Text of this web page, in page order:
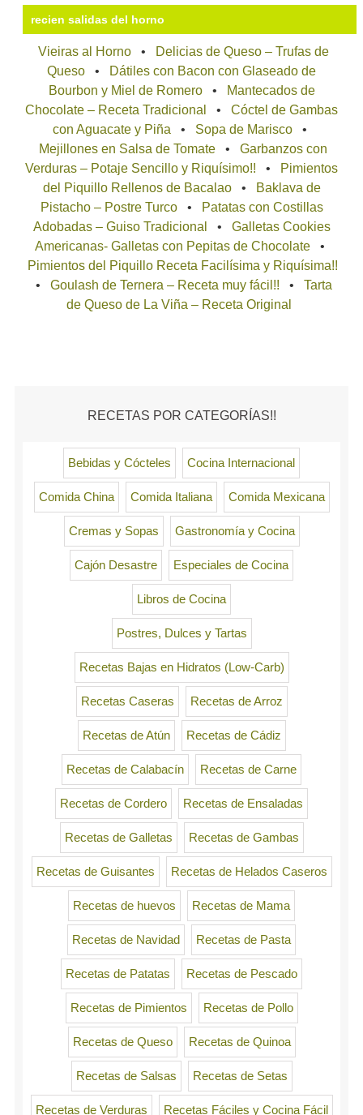
recien salidas del horno
Vieiras al Horno
Delicias de Queso – Trufas de
Queso
Dátiles con Bacon con Glaseado de
Bourbon y Miel de Romero
Mantecados de
Chocolate – Receta Tradicional
Cóctel de Gambas
con Aguacate y Piña
Sopa de Marisco
Mejillones en Salsa de Tomate
Garbanzos con
Verduras – Potaje Sencillo y Riquísimo!!
Pimientos
del Piquillo Rellenos de Bacalao
Baklava de
Pistacho – Postre Turco
Patatas con Costillas
Adobadas – Guiso Tradicional
Galletas Cookies
Americanas- Galletas con Pepitas de Chocolate
Pimientos del Piquillo Receta Facilísima y Riquísima!!
Goulash de Ternera – Receta muy fácil!!
Tarta
de Queso de La Viña – Receta Original
RECETAS POR CATEGORÍAS!!
Bebidas y Cócteles Cocina Internacional
Comida China Comida Italiana Comida Mexicana
Cremas y Sopas Gastronomía y Cocina
Cajón Desastre Especiales de Cocina
Libros de Cocina
Postres, Dulces y Tartas
Recetas Bajas en Hidratos (Low-Carb)
Recetas Caseras Recetas de Arroz
Recetas de Atún Recetas de Cádiz
Recetas de Calabacín Recetas de Carne
Recetas de Cordero Recetas de Ensaladas
Recetas de Galletas Recetas de Gambas
Recetas de Guisantes Recetas de Helados Caseros
Recetas de huevos Recetas de Mama
Recetas de Navidad Recetas de Pasta
Recetas de Patatas Recetas de Pescado
Recetas de Pimientos Recetas de Pollo
Recetas de Queso Recetas de Quinoa
Recetas de Salsas Recetas de Setas
Recetas de Verduras Recetas Fáciles y Cocina Fácil